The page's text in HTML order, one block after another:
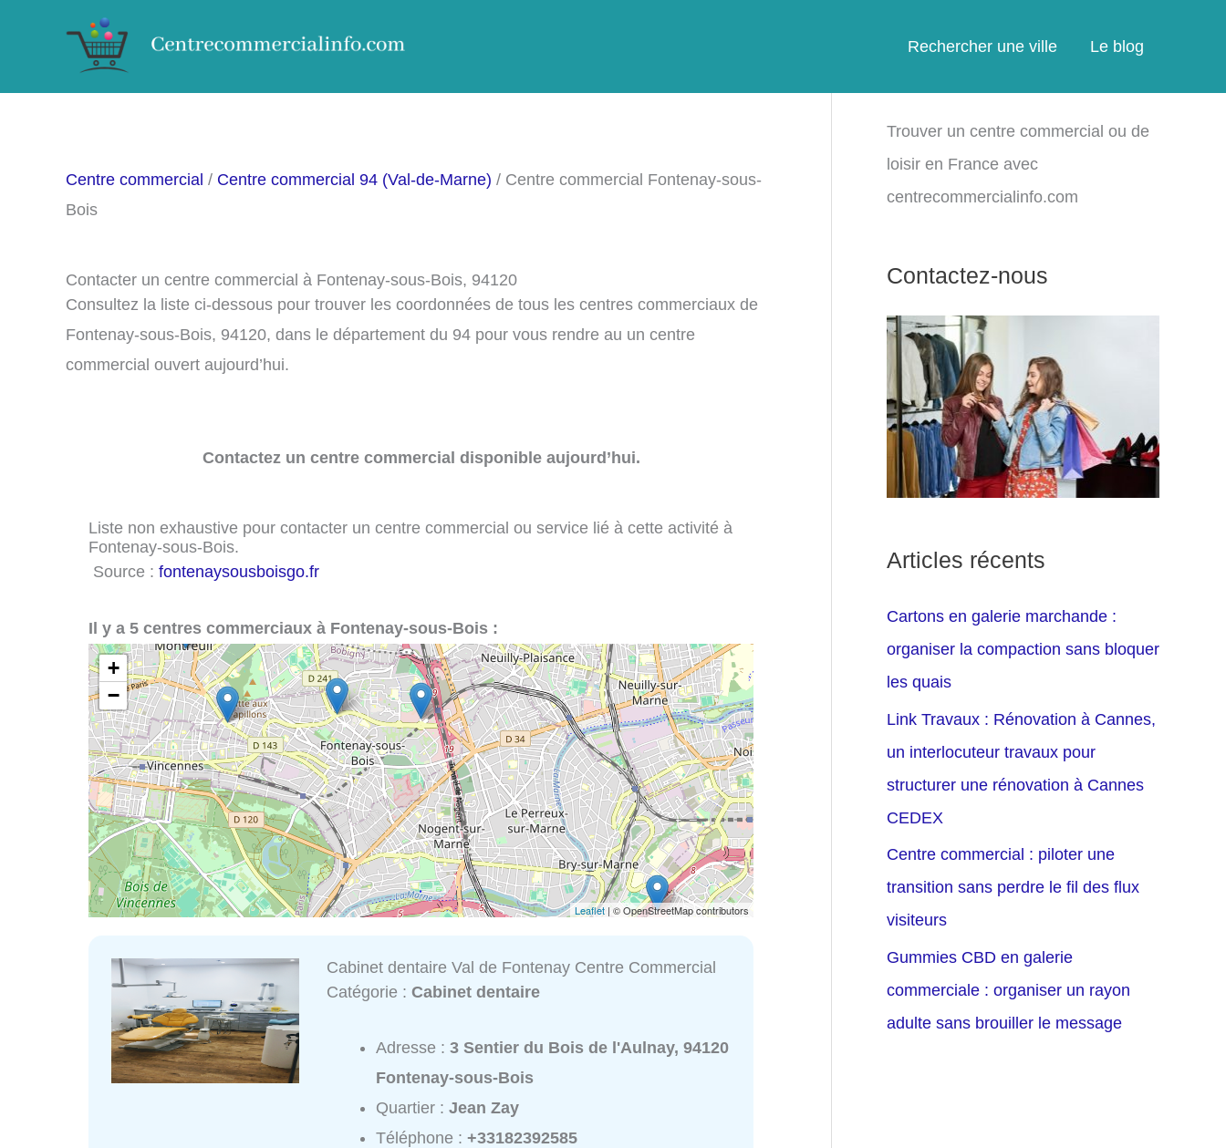
Rechercher une ville Le blog
Centre commercial / Centre commercial 94 (Val-de-Marne) / Centre commercial Fontenay-sous-
Bois
Contacter un centre commercial à Fontenay-sous-Bois, 94120
Consultez la liste ci-dessous pour trouver les coordonnées de tous les centres commerciaux de
Fontenay-sous-Bois, 94120, dans le département du 94 pour vous rendre au un centre
commercial ouvert aujourd’hui.
Contactez un centre commercial disponible aujourd’hui.
Liste non exhaustive pour contacter un centre commercial ou service lié à cette activité à
Fontenay-sous-Bois.
Source : fontenaysousboisgo.fr
Il y a 5 centres commerciaux à Fontenay-sous-Bois :
+
−
Leaflet | © OpenStreetMap contributors
Cabinet dentaire Val de Fontenay Centre Commercial
Catégorie :Cabinet dentaire
Adresse :3 Sentier du Bois de l'Aulnay, 94120
Fontenay-sous-Bois
Quartier :Jean Zay
Téléphone :+33182392585
Trouver un centre commercial ou de
loisir en France avec
centrecommercialinfo.com
Contactez-nous
Articles récents
Cartons en galerie marchande :
organiser la compaction sans bloquer
les quais
Link Travaux : Rénovation à Cannes,
un interlocuteur travaux pour
structurer une rénovation à Cannes
CEDEX
Centre commercial : piloter une
transition sans perdre le fil des flux
visiteurs
Gummies CBD en galerie
commerciale : organiser un rayon
adulte sans brouiller le message